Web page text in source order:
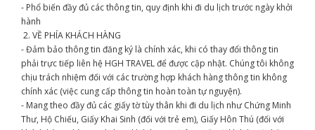
- Phổ biến đầy đủ các thông tin, quy định khi đi du lịch trước ngày khởi
hành
2. VỀ PHÍA KHÁCH HÀNG
- Đảm bảo thông tin đăng ký là chính xác, khi có thay đổi thông tin
phải trực tiếp liên hệ HGH TRAVEL để được cập nhật. Chúng tôi không
chịu trách nhiệm đối với các trường hợp khách hàng thông tin không
chính xác (việc cung cấp thông tin hoàn toàn tự nguyện).
- Mang theo đầy đủ các giấy tờ tùy thân khi đi du lịch như Chứng Minh
Thư, Hộ Chiếu, Giấy Khai Sinh (đối với trẻ em), Giấy Hôn Thú (đối với